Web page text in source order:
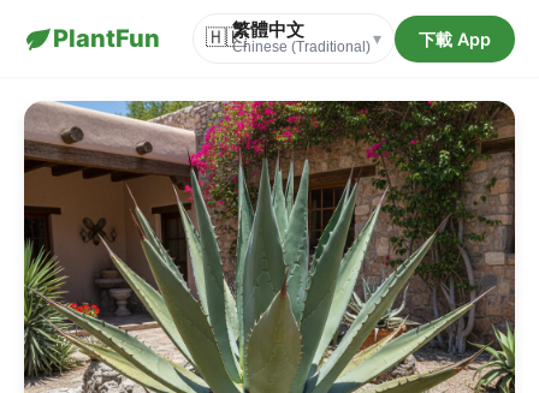
PlantFun 🇭🇰繁體中文
Chinese (Traditional)▾ 下載 App